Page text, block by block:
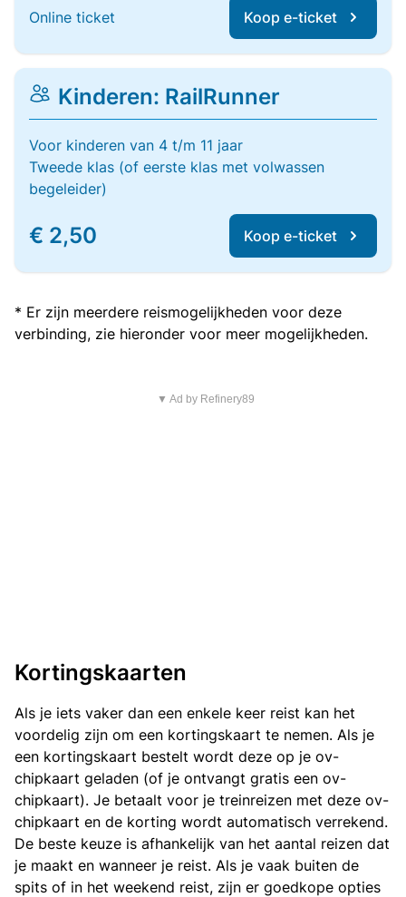
Online ticket Koop e-ticket
Kinderen: RailRunner
Voor kinderen van 4 t/m 11 jaar
Tweede klas (of eerste klas met volwassen
begeleider)
€ 2,50 Koop e-ticket
* Er zijn meerdere reismogelijkheden voor deze
verbinding, zie hieronder voor meer mogelijkheden.
▼ Ad by Refinery89
Kortingskaarten
Als je iets vaker dan een enkele keer reist kan het
voordelig zijn om een kortingskaart te nemen. Als je
een kortingskaart bestelt wordt deze op je ov-
chipkaart geladen (of je ontvangt gratis een ov-
chipkaart). Je betaalt voor je treinreizen met deze ov-
chipkaart en de korting wordt automatisch verrekend.
De beste keuze is afhankelijk van het aantal reizen dat
je maakt en wanneer je reist. Als je vaak buiten de
spits of in het weekend reist, zijn er goedkope opties